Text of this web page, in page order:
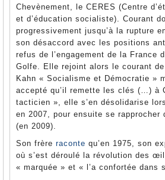
Chevènement, le CERES (Centre
et d’éducation socialiste). Courant
progressivement jusqu’à la rupture
son désaccord avec les positions
refus de l’engagement de la France
Golfe. Elle rejoint alors le courant
Kahn « Socialisme et Démocratie »
accepté qu’il remette les clés (…) à
tacticien », elle s’en désolidarise
en 2007, pour ensuite se rapprocher
(en 2009).
Son frère raconte qu’en 1975, son
où s’est déroulé la révolution des
« marquée » et « l’a confortée dans